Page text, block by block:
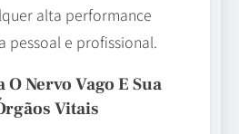
alta performance
pessoal e profissional.
Nervo Vago E Sua
Vitais